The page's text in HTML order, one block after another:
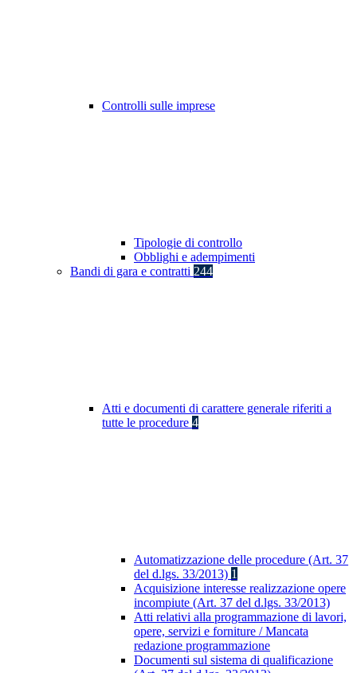
Controlli sulle imprese
Tipologie di controllo
Obblighi e adempimenti
Bandi di gara e contratti 244
Atti e documenti di carattere generale riferiti a
tutte le procedure 4
Automatizzazione delle procedure (Art. 37
del d.lgs. 33/2013) 1
Acquisizione interesse realizzazione opere
incompiute (Art. 37 del d.lgs. 33/2013)
Atti relativi alla programmazione di lavori,
opere, servizi e forniture / Mancata
redazione programmazione
Documenti sul sistema di qualificazione